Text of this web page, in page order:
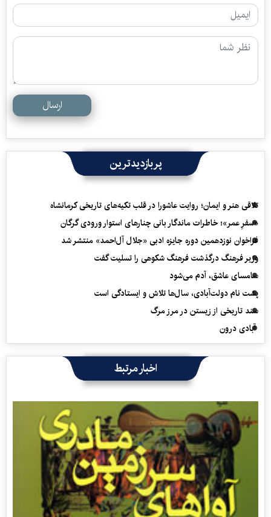
ارسال
پربازدیدترین
تلاقی هنر و ایمان؛ روایت عاشورا در قلب تکیه‌های تاریخی کرمانشاه
«سفرِ عمر»؛ خاطرات ماندگار بانی چنارهای استوار ورودی گرگان
فراخوان نوزدهمین دوره جایزه ادبی «جلال آل‌احمد» منتشر شد
وزیر فرهنگ درگذشت فرهنگ شکوهی را تسلیت گفت
سامسای عاشق، آدم می‌شود
پشت نام دولت‌آبادی، سال‌ها تلاش و ایستادگی است
سند تاریخی از زیستن در مرز مرگ
آبادی درون
اخبار مرتبط